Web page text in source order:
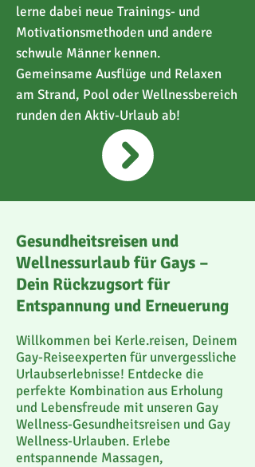
lerne dabei neue Trainings- und
Motivationsmethoden und andere
schwule Männer kennen.
Gemeinsame Ausflüge und Relaxen
am Strand, Pool oder Wellnessbereich
runden den Aktiv-Urlaub ab!
Gesundheitsreisen und
Wellnessurlaub für Gays –
Dein Rückzugsort für
Entspannung und Erneuerung
Willkommen bei Kerle.reisen, Deinem
Gay-Reiseexperten für unvergessliche
Urlaubserlebnisse! Entdecke die
perfekte Kombination aus Erholung
und Lebensfreude mit unseren Gay
Wellness-Gesundheitsreisen und Gay
Wellness-Urlauben. Erlebe
entspannende Massagen,